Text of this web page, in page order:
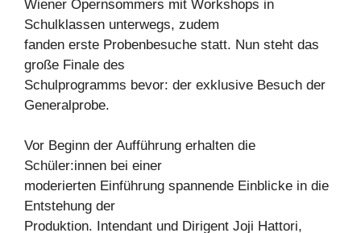
Wiener Opernsommers mit Workshops in
Schulklassen unterwegs, zudem
fanden erste Probenbesuche statt. Nun steht das
große Finale des
Schulprogramms bevor: der exklusive Besuch der
Generalprobe.
Vor Beginn der Aufführung erhalten die
Schüler:innen bei einer
moderierten Einführung spannende Einblicke in die
Entstehung der
Produktion. Intendant und Dirigent Joji Hattori,